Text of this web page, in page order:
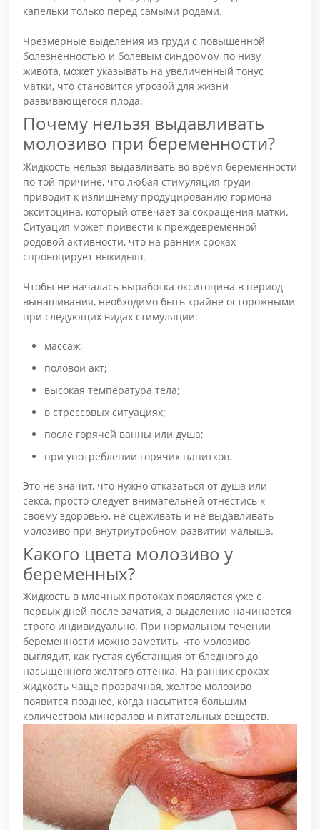
капельки только перед самыми родами.
Чрезмерные выделения из груди с повышенной
болезненностью и болевым синдромом по низу
живота, может указывать на увеличенный тонус
матки, что становится угрозой для жизни
развивающегося плода.
Почему нельзя выдавливать
молозиво при беременности?
Жидкость нельзя выдавливать во время беременности
по той причине, что любая стимуляция груди
приводит к излишнему продуцированию гормона
окситоцина, который отвечает за сокращения матки.
Ситуация может привести к преждевременной
родовой активности, что на ранних сроках
спровоцирует выкидыш.
Чтобы не началась выработка окситоцина в период
вынашивания, необходимо быть крайне осторожными
при следующих видах стимуляции:
массаж;
половой акт;
высокая температура тела;
в стрессовых ситуациях;
после горячей ванны или душа;
при употреблении горячих напитков.
Это не значит, что нужно отказаться от душа или
секса, просто следует внимательней отнестись к
своему здоровью, не сцеживать и не выдавливать
молозиво при внутриутробном развитии малыша.
Какого цвета молозиво у
беременных?
Жидкость в млечных протоках появляется уже с
первых дней после зачатия, а выделение начинается
строго индивидуально. При нормальном течении
беременности можно заметить, что молозиво
выглядит, как густая субстанция от бледного до
насыщенного желтого оттенка. На ранних сроках
жидкость чаще прозрачная, желтое молозиво
появится позднее, когда насытится большим
количеством минералов и питательных веществ.